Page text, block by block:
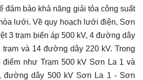
đảm bảo khả năng giải tỏa công suất
lưới. Về quy hoạch lưới điện, Sơn
3 trạm biến áp 500 kV, 4 đường dây
và 14 đường dây 220 kV. Trong
điểm như Trạm 500 kV Sơn La 1 và
đường dây 500 kV Sơn La 1 - Sơn